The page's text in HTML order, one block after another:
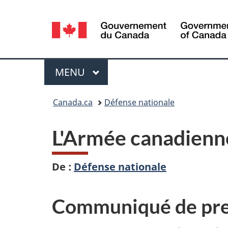
Sélection
de
la
langue
Menu
MENU PRINCIPAL
Canada.ca Défense nationale
L'Armée
De : Défense nationale
Communiqué de